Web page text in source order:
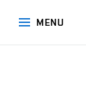
MENU